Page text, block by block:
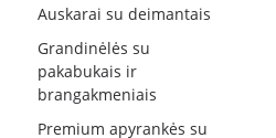
Auskarai su deimantais
Grandinėlės su
pakabukais ir
brangakmeniais
Premium apyrankės su